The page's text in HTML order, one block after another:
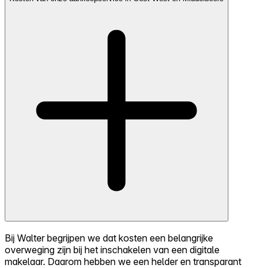
Bij Walter begrijpen we dat kosten een belangrijke
overweging zijn bij het inschakelen van een digitale
makelaar. Daarom hebben we een helder en transparant